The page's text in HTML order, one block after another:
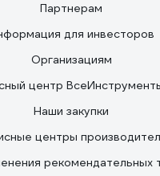
Партнерам
для инвесторов
Организациям
центр
Наши закупки
центры
рекомендательных